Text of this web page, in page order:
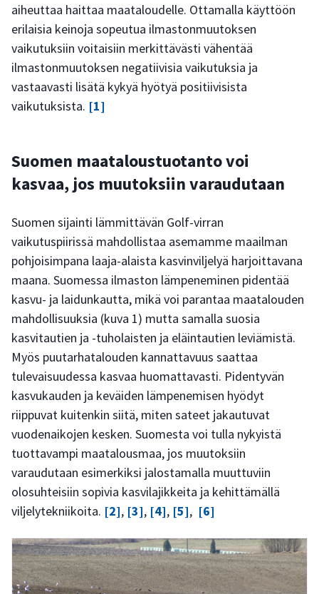
aiheuttaa haittaa maataloudelle. Ottamalla käyttöön
erilaisia keinoja sopeutua ilmastonmuutoksen
vaikutuksiin voitaisiin merkittävästi vähentää
ilmastonmuutoksen negatiivisia vaikutuksia ja
vastaavasti lisätä kykyä hyötyä positiivisista
vaikutuksista. [1]
Suomen maataloustuotanto voi
kasvaa, jos muutoksiin varaudutaan
Suomen sijainti lämmittävän Golf-virran
vaikutuspiirissä mahdollistaa asemamme maailman
pohjoisimpana laaja-alaista kasvinviljelyä harjoittavana
maana. Suomessa ilmaston lämpeneminen pidentää
kasvu- ja laidunkautta, mikä voi parantaa maatalouden
mahdollisuuksia (kuva 1) mutta samalla suosia
kasvitautien ja -tuholaisten ja eläintautien leviämistä.
Myös puutarhatalouden kannattavuus saattaa
tulevaisuudessa kasvaa huomattavasti. Pidentyvän
kasvukauden ja keväiden lämpenemisen hyödyt
riippuvat kuitenkin siitä, miten sateet jakautuvat
vuodenaikojen kesken. Suomesta voi tulla nykyistä
tuottavampi maatalousmaa, jos muutoksiin
varaudutaan esimerkiksi jalostamalla muuttuviin
olosuhteisiin sopivia kasvilajikkeita ja kehittämällä
viljelytekniikoita. [2], [3], [4], [5], [6]